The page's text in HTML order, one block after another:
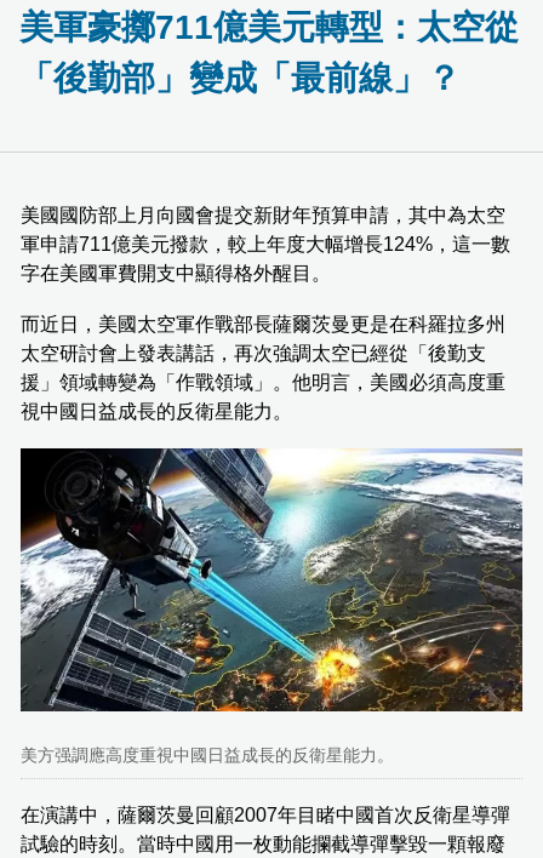
美軍豪擲711億美元轉型：太空從
「後勤部」變成「最前線」？
美國國防部上月向國會提交新財年預算申請，其中為太空
軍申請711億美元撥款，較上年度大幅增長124%，這一數
字在美國軍費開支中顯得格外醒目。
而近日，美國太空軍作戰部長薩爾茨曼更是在科羅拉多州
太空研討會上發表講話，再次強調太空已經從「後勤支
援」領域轉變為「作戰領域」。他明言，美國必須高度重
視中國日益成長的反衛星能力。
美方强調應高度重視中國日益成長的反衛星能力。
在演講中，薩爾茨曼回顧2007年目睹中國首次反衛星導彈
試驗的時刻。當時中國用一枚動能攔截導彈擊毀一顆報廢